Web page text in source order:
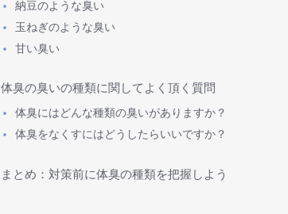
納豆のような臭い
玉ねぎのような臭い
甘い臭い
体臭の臭いの種類に関してよく頂く質問
体臭にはどんな種類の臭いがありますか？
体臭をなくすにはどうしたらいいですか？
まとめ：対策前に体臭の種類を把握しよう